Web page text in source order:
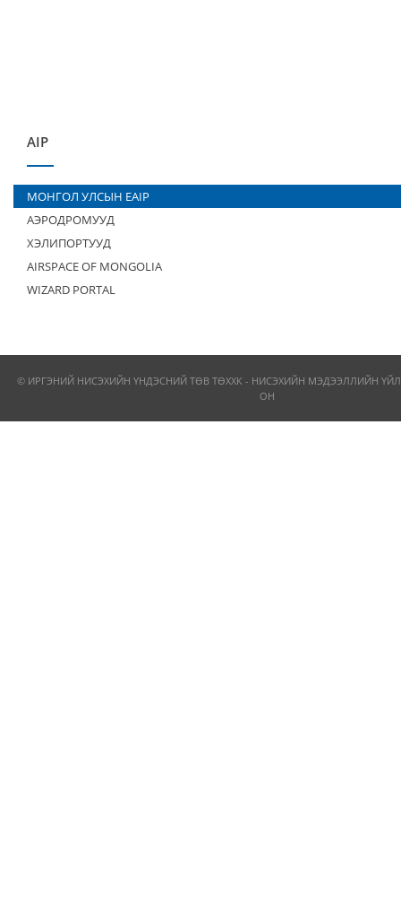
AIP
МОНГОЛ УЛСЫН EAIP
АЭРОДРОМУУД
ХЭЛИПОРТУУД
AIRSPACE OF MONGOLIA
WIZARD PORTAL
© ИРГЭНИЙ НИСЭХИЙН ҮНДЭСНИЙ ТӨВ ТӨХХК - НИСЭХИЙН МЭДЭЭЛЛИЙН
ОН